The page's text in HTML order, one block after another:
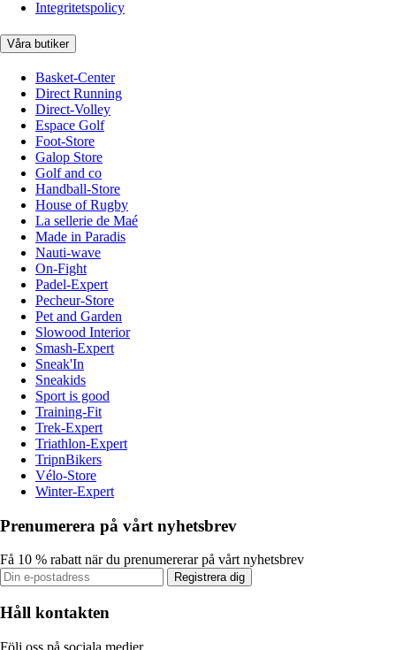
Integritetspolicy
Våra butiker
Basket-Center
Direct Running
Direct-Volley
Espace Golf
Foot-Store
Galop Store
Golf and co
Handball-Store
House of Rugby
La sellerie de Maé
Made in Paradis
Nauti-wave
On-Fight
Padel-Expert
Pecheur-Store
Pet and Garden
Slowood Interior
Smash-Expert
Sneak'In
Sneakids
Sport is good
Training-Fit
Trek-Expert
Triathlon-Expert
TripnBikers
Vélo-Store
Winter-Expert
Prenumerera på vårt nyhetsbrev
Få 10 % rabatt när du prenumererar på vårt nyhetsbrev
Registrera dig
Håll kontakten
Följ oss på sociala medier